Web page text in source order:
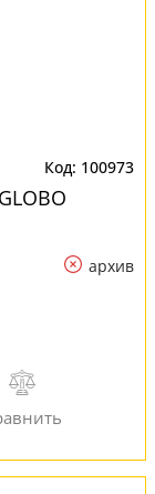
100973
архив